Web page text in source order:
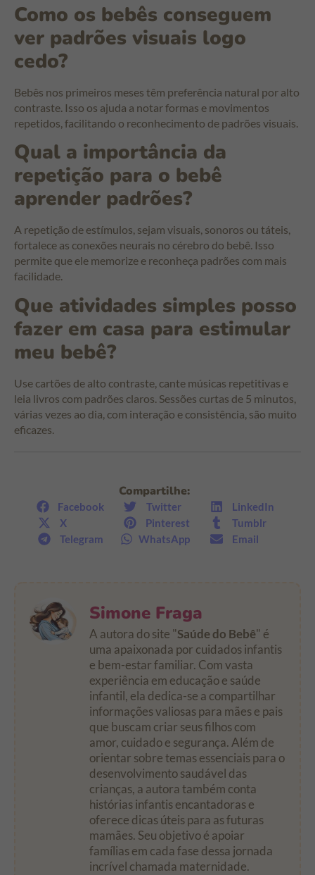
Como os bebês conseguem
ver padrões visuais logo
cedo?
Bebês nos primeiros meses têm preferência natural por alto
contraste. Isso os ajuda a notar formas e movimentos
repetidos, facilitando o reconhecimento de padrões visuais.
Qual a importância da
repetição para o bebê
aprender padrões?
A repetição de estímulos, sejam visuais, sonoros ou táteis,
fortalece as conexões neurais no cérebro do bebê. Isso
permite que ele memorize e reconheça padrões com mais
facilidade.
Que atividades simples posso
fazer em casa para estimular
meu bebê?
Use cartões de alto contraste, cante músicas repetitivas e
leia livros com padrões claros. Sessões curtas de 5 minutos,
várias vezes ao dia, com interação e consistência, são muito
eficazes.
Compartilhe:
Facebook Twitter
LinkedIn
X
Pinterest
Tumblr
Telegram
WhatsApp Email
Simone Fraga
A autora do site "Saúde do Bebê" é
uma apaixonada por cuidados infantis
e bem-estar familiar. Com vasta
experiência em educação e saúde
infantil, ela dedica-se a compartilhar
informações valiosas para mães e pais
que buscam criar seus filhos com
amor, cuidado e segurança. Além de
orientar sobre temas essenciais para o
desenvolvimento saudável das
crianças, a autora também conta
histórias infantis encantadoras e
oferece dicas úteis para as futuras
mamães. Seu objetivo é apoiar
famílias em cada fase dessa jornada
incrível chamada maternidade.